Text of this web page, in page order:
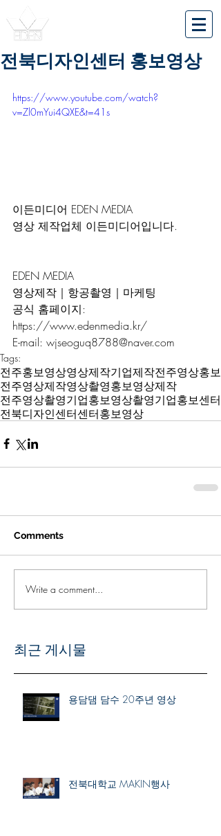
전북디자인센터 홍보영상
https://www.youtube.com/watch?
v=Zl0mYui4QXE&t=41s
이든미디어 EDEN MEDIA
영상 제작업체 이든미디어입니다.
EDEN MEDIA
영상제작｜항공촬영｜마케팅
공식 홈페이지:
https://www.edenmedia.kr/
E-mail: wjseoguq8788@naver.com
Tags:
전주홍보영상영상제작기업제작전주영상홍보
전주영상제작영상촬영홍보영상제작
전주영상촬영기업홍보영상촬영기업홍보센터
전북디자인센터센터홍보영상
Comments
Write a comment...
최근 게시물
용담댐 담수 20주년 영상
전북대학교 MAKIN행사